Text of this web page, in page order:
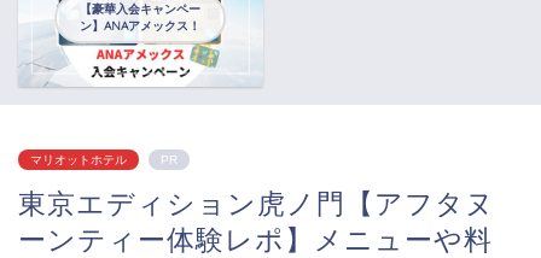
【豪華入会キャンペー
ン】ANAアメックス！
マリオットホテル PR
東京エディション虎ノ門【アフタヌ
ーンティー体験レポ】メニューや料